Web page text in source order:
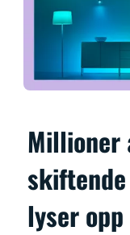
Millioner
lyser